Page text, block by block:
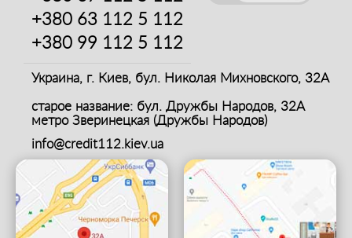
+380 63 112 5 112
+380 99 112 5 112
Украина, г. Киев, бул. Николая Михновского, 32А
старое название: бул. Дружбы Народов, 32А
метро Зверинецкая (Дружбы Народов)
info@credit112.kiev.ua